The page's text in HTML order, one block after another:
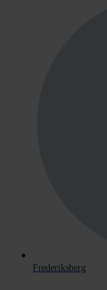
Frederiksberg